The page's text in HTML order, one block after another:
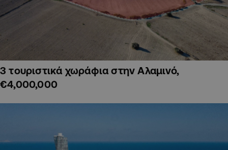
3 τουριστικά χωράφια στην Αλαμινό,
€4,000,000